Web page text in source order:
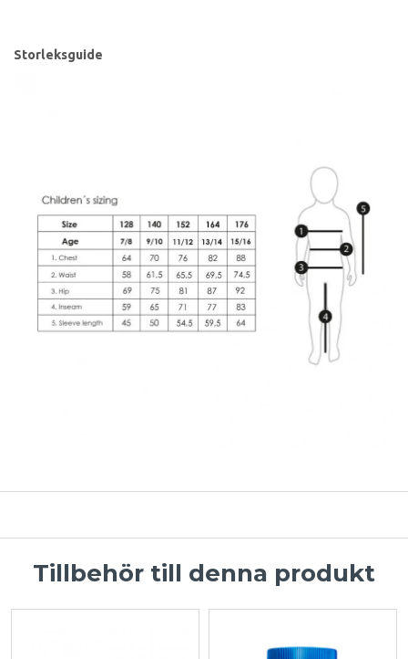
Storleksguide
Tillbehör till denna produkt